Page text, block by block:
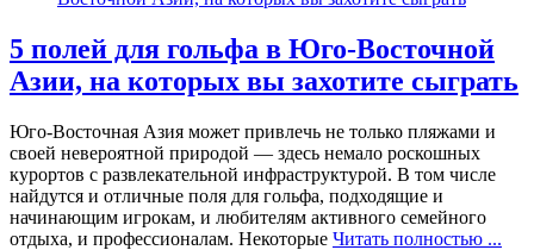
5 полей для гольфа в Юго-Восточной
Азии, на которых вы захотите сыграть
Юго-Восточная Азия может привлечь не только пляжами и
своей невероятной природой — здесь немало роскошных
курортов с развлекательной инфраструктурой. В том числе
найдутся и отличные поля для гольфа, подходящие и
начинающим игрокам, и любителям активного семейного
отдыха, и профессионалам. Некоторые Читать полностью ...